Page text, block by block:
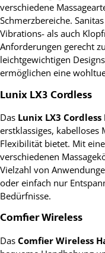
verschiedene
Schmerzbereiche.
Vibrations- als auch
Anforderungen gerecht
leichtgewichtigen
ermöglichen eine
Lunix LX3 Cordless
Das Lunix LX3
erstklassiges,
Flexibilität bietet. Mit
verschiedenen
Vielzahl von
oder einfach nur
Bedürfnisse.
Comfier Wireless
Das Comfier Wireless